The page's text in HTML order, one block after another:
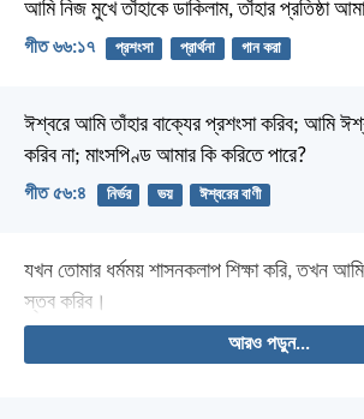
আমি নিজ মুখে তাঁহাকে ডাকিলাম,তাঁহার প্রতিষ্ঠা
গীত ৬৬:১৭ প্রশংসা প্রার্থনা গান করা
ঈশ্বরে আমি তাঁহার বাক্যের প্রশংসা করিব; আমি
করিব না; মাংসপিণ্ড আমার কি করিতে পারে?
গীত ৫৬:৪ নির্ভর ভয় ঈশ্বরের বাণী
যখন তোমার ধর্মময় শাসনকলাপ শিক্ষা করি,তখন আমি
স্তব করিব।
আরও পড়ুন...